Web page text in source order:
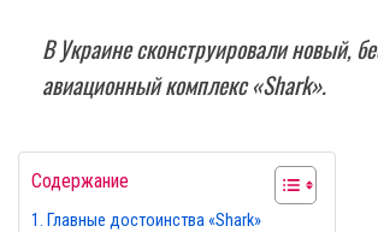
В Украине сконструировали новый,
авиационный комплекс «Shark».
Содержание
Главные достоинства «Shark»